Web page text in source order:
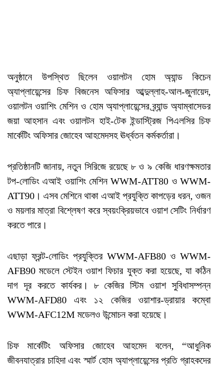
অনুষ্ঠানে উপস্থিত ছিলেন ওয়ালটন হোম অ্যান্ড কিচেন
অ্যাপ্লায়েন্সের চিফ বিজনেস অফিসার আব্দুল্লাহ-আল-জুনায়েদ,
ওয়ালটন ওয়াশিং মেশিন ও হোম অ্যাপ্লায়েন্সের ব্র্যান্ড অ্যাম্বাসেডর
জয়া আহসান এবং ওয়ালটন হাই-টেক ইন্ডাস্ট্রিজ পিএলসির চিফ
মার্কেটিং অফিসার জোহেব আহমেদসহ ঊর্ধ্বতন কর্মকর্তারা।
প্রতিষ্ঠানটি জানায়, নতুন সিরিজে রয়েছে ৮ ও ৯ কেজি ধারণক্ষমতার
টপ-লোডিং এআই ওয়াশিং মেশিন WWM-ATT80 ও WWM-
ATT90। এসব মেশিনে থাকা এআই প্রযুক্তি কাপড়ের ধরন, ওজন
ও ময়লার মাত্রা বিশ্লেষণ করে স্বয়ংক্রিয়ভাবে ওয়াশ সেটিং নির্ধারণ
করতে পারে।
এছাড়া ফ্রন্ট-লোডিং প্রযুক্তির WWM-AFB80 ও WWM-
AFB90 মডেলে স্টেইন ওয়াশ ফিচার যুক্ত করা হয়েছে, যা কঠিন
দাগ দূর করতে কার্যকর। ৮ কেজির স্টিম ওয়াশ সুবিধাসম্পন্ন
WWM-AFD80 এবং ১২ কেজির ওয়াশার-ড্রায়ার কম্বো
WWM-AFC12M মডেলও উন্মোচন করা হয়েছে।
চিফ মার্কেটিং অফিসার জোহেব আহমেদ বলেন, “আধুনিক
জীবনযাত্রার চাহিদা এবং স্মার্ট হোম অ্যাপ্লায়েন্সের প্রতি গ্রাহকদের